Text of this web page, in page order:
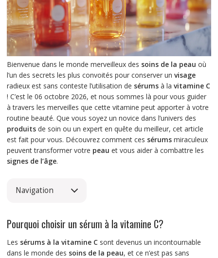
Bienvenue dans le monde merveilleux des soins de la peau où
l’un des secrets les plus convoités pour conserver un visage
radieux est sans conteste l’utilisation de sérumsà la vitamine C
! C’est le 06 octobre 2026, et nous sommes là pour vous guider
à travers les merveilles que cette vitamine peut apporter à votre
routine beauté. Que vous soyez un novice dans l’univers des
produitsde soin ou un expert en quête du meilleur, cet article
est fait pour vous. Découvrez comment ces sérumsmiraculeux
peuvent transformer votre peau et vous aider à combattre les
signes de l’âge.
Navigation
Pourquoi choisir un sérum à la vitamine C?
Les sérums à la vitamine Csont devenus un incontournable
dans le monde des soins de la peau, et ce n’est pas sans